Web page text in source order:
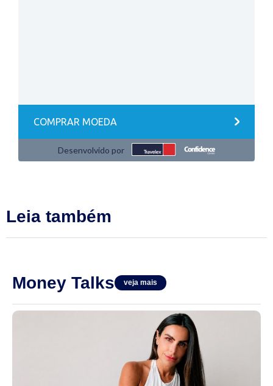
Leia também
Money Talks veja mais